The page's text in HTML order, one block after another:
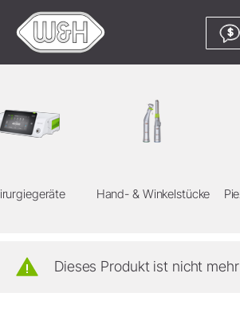
$
Hand- & Winkelstücke
Dieses Produkt ist nicht